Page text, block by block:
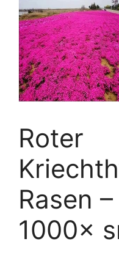
Roter
Rasen
1000×